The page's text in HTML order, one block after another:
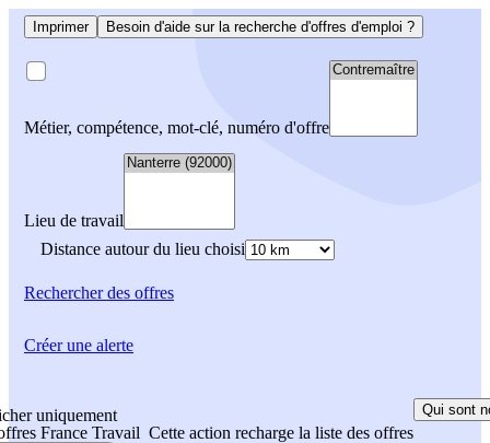
Imprimer Besoin d'aide sur la recherche d'offres d'emploi ?
Métier, compétence, mot-clé, numéro d'offre
Lieu de travail
Distance autour du lieu choisi
Rechercherdes offres
uniquement
France Travail Cette action recharge la liste des offres
Qui sont
Créer une alerte